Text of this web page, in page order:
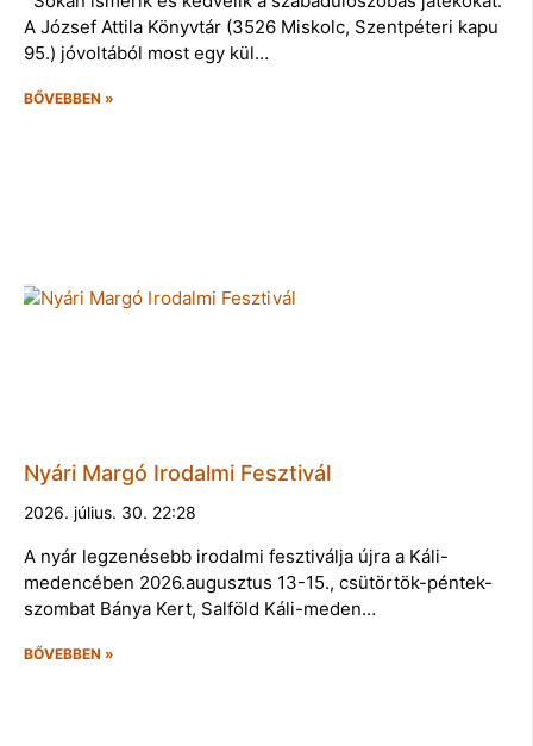
A József Attila Könyvtár (3526 Miskolc, Szentpéteri kapu
95.) jóvoltából most egy kül…
BŐVEBBEN »
Nyári Margó Irodalmi Fesztivál
2026. július. 30. 22:28
A nyár legzenésebb irodalmi fesztiválja újra a Káli-
medencében 2026.augusztus 13-15., csütörtök-péntek-
szombat Bánya Kert, Salföld Káli-meden…
BŐVEBBEN »